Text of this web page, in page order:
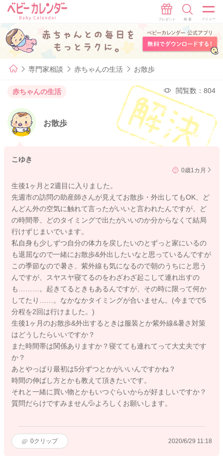
専門家相談 赤ちゃんの生活 お散歩
赤ちゃんの生活 閲覧数：804
お散歩
こゆき
0歳1カ月
生後1ヶ月と2週目に入りました。
先週市の訪問の助産師さんが見えてお散歩・外出してもOK、ど
んどん外の空気に触れて言ったがいいと言われたんですが、ど
の時間帯、どのタイミングで出たがいいのか分からなくて結局
行けずじまいでいます。
私自身も少しずつ自分の体力を戻したいのとずっと家にいるの
も退屈なので一緒にお散歩&外出したいなと思っているんですが
この季節なので暑さ、紫外線も気になるので朝のうちにと思う
んですが、スヤスヤ寝てるのをわざわざ起こして連れ出すの
も………。起きてるときもあるんですが、その時に限って何か
してたり……。なかなかタイミングが合いません。(今までで5
分程を2回は行けました。)
生後1ヶ月のお散歩&外出するときは服装とか紫外線&暑さ対策
はどうしたらいいですか？
また時間帯は関係ありますか？寝てても連れてって大丈夫です
か？
あとやっぱり最初は5分ずつとかがいいんですかね？
時間の伸ばし方とかも教えて頂きたいです。
それと一緒に買い物とかもいつぐらいからが好ましいですか？
質問だらけですみません💦よろしくお願いします。
0クリップ 2020/6/29 11:18